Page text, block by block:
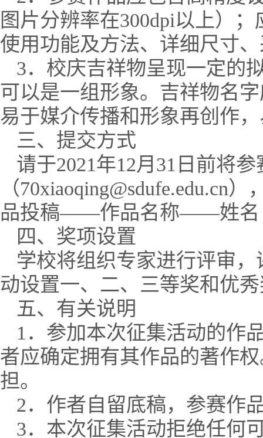
图片分辨率在300dpi以上）
使用功能及方法、详细尺寸
3．校庆吉祥物呈现一定的
可以是一组形象。吉祥物名
易于媒介传播和形象再创作
三、提交方式
请于2021年12月31日前将
（70xiaoqing@sdufe.edu.cn
品投稿——作品名称——姓名
四、奖项设置
学校将组织专家进行评审
动设置一、二、三等奖和优
五、有关说明
1．参加本次征集活动的作
者应确定拥有其作品的著作
担。
2．作者自留底稿，参赛作
3．本次征集活动拒绝任何